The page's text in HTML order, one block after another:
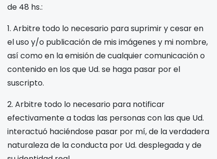
de 48 hs.:
1. Arbitre todo lo necesario para suprimir y cesar en
el uso y/o publicación de mis imágenes y mi nombre,
así como en la emisión de cualquier comunicación o
contenido en los que Ud. se haga pasar por el
suscripto.
2. Arbitre todo lo necesario para notificar
efectivamente a todas las personas con las que Ud.
interactuó haciéndose pasar por mí, de la verdadera
naturaleza de la conducta por Ud. desplegada y de